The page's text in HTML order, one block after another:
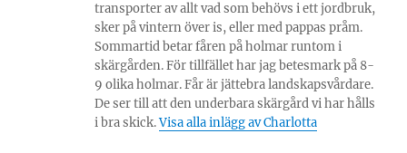
transporter av allt vad som behövs i ett jordbruk,
sker på vintern över is, eller med pappas pråm.
Sommartid betar fåren på holmar runtom i
skärgården. För tillfället har jag betesmark på 8-
9 olika holmar. Får är jättebra landskapsvårdare.
De ser till att den underbara skärgård vi har hålls
i bra skick.Visa alla inlägg av Charlotta